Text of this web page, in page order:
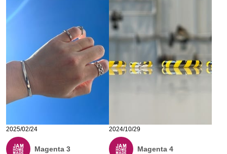
2025/02/24
Magenta 3
2024/10/29
Magenta 4